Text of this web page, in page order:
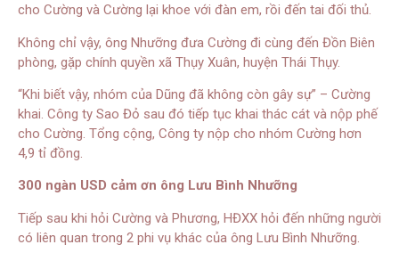
cho Cường và Cường lại khoe với đàn em, rồi đến tai đối thủ.
Không chỉ vậy, ông Nhưỡng đưa Cường đi cùng đến Đồn Biên
phòng, gặp chính quyền xã Thụy Xuân, huyện Thái Thụy.
“Khi biết vậy, nhóm của Dũng đã không còn gây sự” – Cường
khai. Công ty Sao Đỏ sau đó tiếp tục khai thác cát và nộp phế
cho Cường. Tổng cộng, Công ty nộp cho nhóm Cường hơn
4,9 tỉ đồng.
300 ngàn USD cảm ơn ông Lưu Bình Nhưỡng
Tiếp sau khi hỏi Cường và Phương, HĐXX hỏi đến những người
có liên quan trong 2 phi vụ khác của ông Lưu Bình Nhưỡng.